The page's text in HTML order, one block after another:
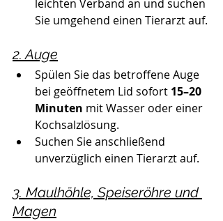
leichten Verband an und suchen
Sie umgehend einen Tierarzt auf.
2. Auge
Spülen Sie das betroffene Auge
bei geöffnetem Lid sofort 15–20
Minuten mit Wasser oder einer
Kochsalzlösung.
Suchen Sie anschließend
unverzüglich einen Tierarzt auf.
3. Maulhöhle, Speiseröhre und
Magen